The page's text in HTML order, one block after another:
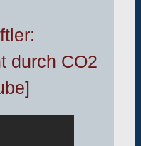
durch CO2